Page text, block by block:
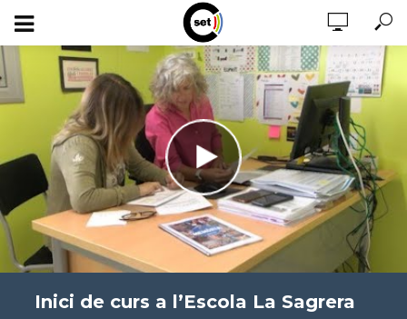
Inici de curs a l’Escola La Sagrera